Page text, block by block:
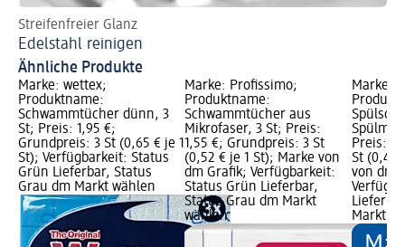
Streifenfreier Glanz
Edelstahl reinigen
Ähnliche Produkte
Marke: wettex;
Produktname:
Schwammtücher dünn, 3
St; Preis: 1,95 €;
Grundpreis: 3 St (0,65 € je 1
St); Verfügbarkeit: Status
Grün Lieferbar, Status
Grau dm Markt wählen
Marke: Profissimo;
Produktname:
Schwammtücher aus
Mikrofaser, 3 St; Preis:
1,55 €; Grundpreis: 3 St
(0,52 € je 1 St); Marke von
dm Grafik; Verfügbarkeit:
Status Grün Lieferbar,
Status Grau dm Markt
wählen
Marke:
Preis:
St (0,48
von dm
Markt